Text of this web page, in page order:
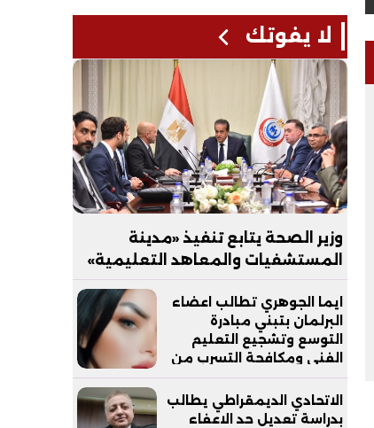
لا يفوتك
وزير الصحة يتابع تنفيذ «مدينة
المستشفيات والمعاهد التعليمية»
بالعاصمة الجديدة
ايما الجوهري تطالب اعضاء
البرلمان بتبني مبادرة
التوسع وتشجيع التعليم
الفني ومكافحة التسرب من
التعليم
الاتحادي الديمقراطي يطالب
بدراسة تعديل حد الاعفاء